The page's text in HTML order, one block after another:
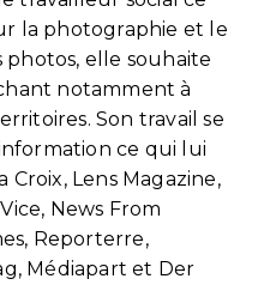
la photographie et le
photos, elle souhaite
notamment à
Son travail se
ce qui lui
Lens Magazine,
News From
Reporterre,
Médiapart et Der